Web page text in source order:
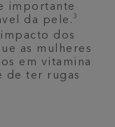
importante
da pele. 3
dos
as mulheres
em vitamina
de ter rugas